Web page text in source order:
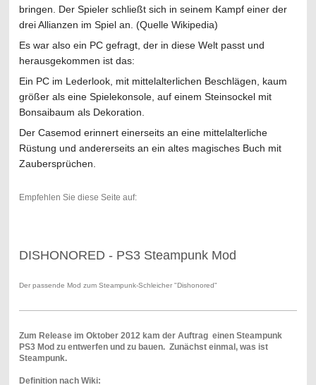
bringen. Der Spieler schließt sich in seinem Kampf einer der
drei Allianzen im Spiel an. (Quelle Wikipedia)
Es war also ein PC gefragt, der in diese Welt passt und
herausgekommen ist das:
Ein PC im Lederlook, mit mittelalterlichen Beschlägen, kaum
größer als eine Spielekonsole, auf einem Steinsockel mit
Bonsaibaum als Dekoration.
Der Casemod erinnert einerseits an eine mittelalterliche
Rüstung und andererseits an ein altes magisches Buch mit
Zaubersprüchen.
Empfehlen Sie diese Seite auf:
DISHONORED - PS3 Steampunk Mod
Der passende Mod zum Steampunk-Schleicher "Dishonored"
Zum Release im Oktober 2012 kam der Auftrag einen Steampunk
PS3 Mod zu entwerfen und zu bauen. Zunächst einmal, was ist
Steampunk.
Definition nach Wiki: